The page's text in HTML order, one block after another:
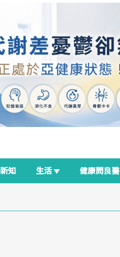
新知 生活 健康問良醫
良醫生活祭